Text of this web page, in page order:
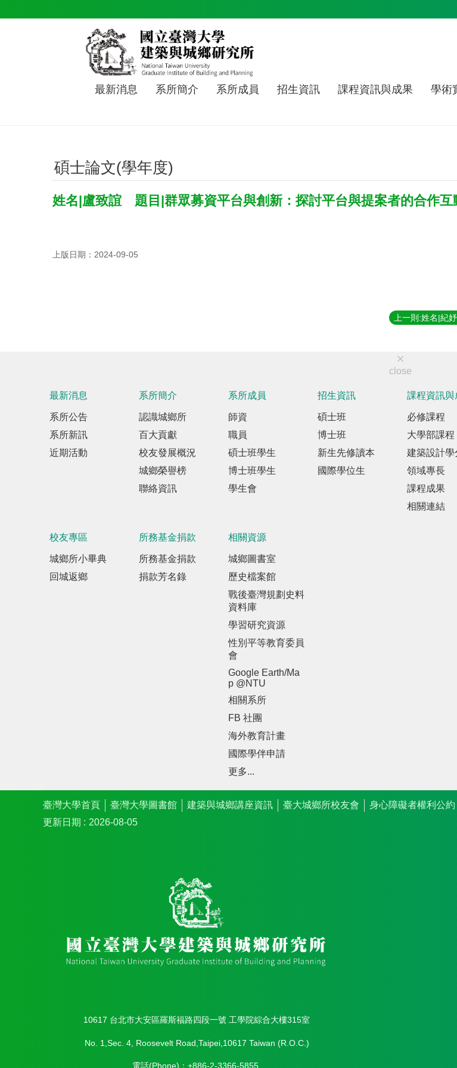
最新消息 系所簡介 系所成員 招生資訊 課程資訊與成果 學術
碩士論文(學年度)
姓名|盧致誼 題目|群眾募資平台與創新：探討平台與提案者的合作
上版日期：2024-09-05
close
最新消息
系所公告
系所新訊
近期活動
系所簡介
認識城鄉所
百大貢獻
校友發展概況
城鄉榮譽榜
聯絡資訊
系所成員
師資
職員
碩士班學生
博士班學生
學生會
招生資訊
碩士班
博士班
新生先修讀本
國際學位生
課程資訊與
必修課程
大學部課程
建築設計學
領域專長
課程成果
相關連結
校友專區
城鄉所小畢典
回城返鄉
所務基金捐款
所務基金捐款
捐款芳名錄
相關資源
城鄉圖書室
歷史檔案館
戰後臺灣規劃史料
資料庫
學習研究資源
性別平等教育委員
會
Google Earth/Ma
p @NTU
相關系所
FB 社團
海外教育計畫
國際學伴申請
更多...
臺灣大學首頁 臺灣大學圖書館 建築與城鄉講座資訊 臺大城鄉所校友會 身心障礙者權利公約
更新日期
2026-08-05
10617 台北市大安區羅斯福路四段一號 工學院綜合大樓315室
No. 1,Sec. 4, Roosevelt Road,Taipei,10617 Taiwan (R.O.C.)
電話(Phone)：+886-2-3366-5855